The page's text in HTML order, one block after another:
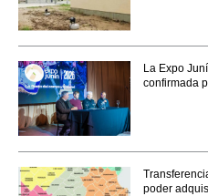
La Expo
confirmada
poder